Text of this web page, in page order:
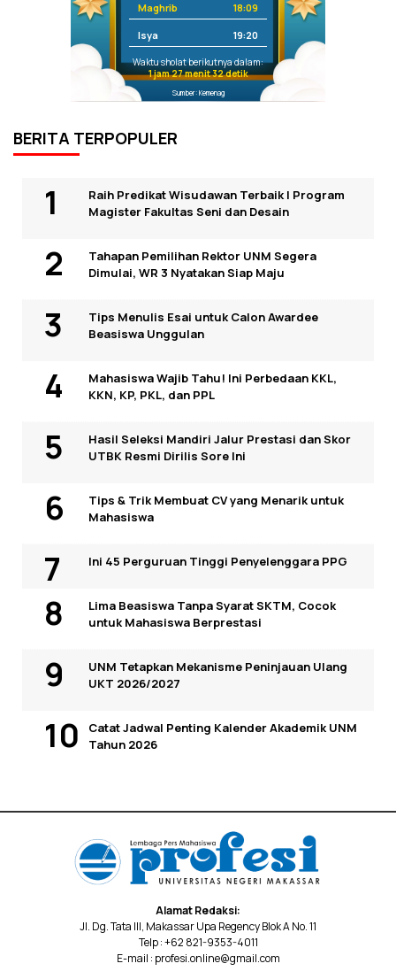
Maghrib 18:09
Isya 19:20
Waktu sholat berikutnya dalam:
1 jam 27 menit 32 detik
Sumber: Kemenag
BERITA TERPOPULER
Raih Predikat Wisudawan Terbaik I Program
Magister Fakultas Seni dan Desain
Tahapan Pemilihan Rektor UNM Segera
Dimulai, WR 3 Nyatakan Siap Maju
Tips Menulis Esai untuk Calon Awardee
Beasiswa Unggulan
Mahasiswa Wajib Tahu! Ini Perbedaan KKL,
KKN, KP, PKL, dan PPL
Hasil Seleksi Mandiri Jalur Prestasi dan Skor
UTBK Resmi Dirilis Sore Ini
Tips & Trik Membuat CV yang Menarik untuk
Mahasiswa
Ini 45 Perguruan Tinggi Penyelenggara PPG
Lima Beasiswa Tanpa Syarat SKTM, Cocok
untuk Mahasiswa Berprestasi
UNM Tetapkan Mekanisme Peninjauan Ulang
UKT 2026/2027
Catat Jadwal Penting Kalender Akademik UNM
Tahun 2026
Alamat Redaksi:
Jl. Dg. Tata III, Makassar Upa Regency Blok A No. 11
Telp : +62 821-9353-4011
E-mail : profesi.online@gmail.com